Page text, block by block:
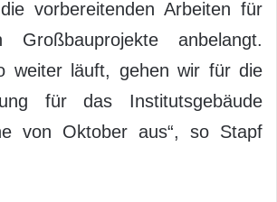
vorbereitenden Arbeiten für
Großbauprojekte anbelangt.
weiter läuft, gehen wir für die
für das Institutsgebäude
von Oktober aus“, so Stapf